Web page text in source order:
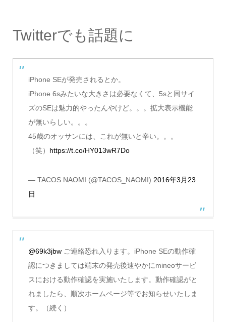
Twitterでも話題に
iPhone SEが発売されるとか。
iPhone 6sみたいな大きさは必要なくて、5sと同サイ
ズのSEは魅力的やったんやけど。。。拡大表示機能
が無いらしい。。。
45歳のオッサンには、これが無いと辛い。。。
（笑） https://t.co/HY013wR7Do
— TACOS NAOMI (@TACOS_NAOMI) 2016年3月23
日
@69k3jbwご連絡恐れ入ります。iPhone SEの動作確
認につきましては端末の発売後速やかにmineoサービ
スにおける動作確認を実施いたします。動作確認がと
れましたら、順次ホームページ等でお知らせいたしま
す。（続く）